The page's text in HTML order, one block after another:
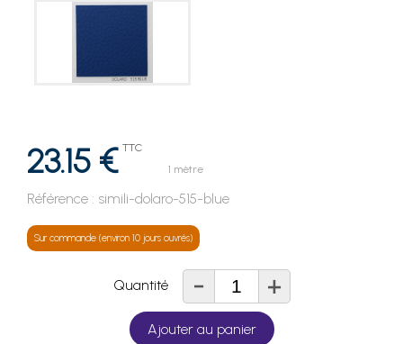
23.15 € TTC
1 mètre
Référence : simili-dolaro-515-blue
Sur commande (environ 10 jours ouvrés)
Quantité - +
Ajouter au panier